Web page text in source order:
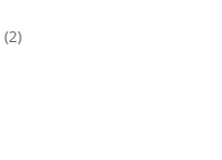
(2)